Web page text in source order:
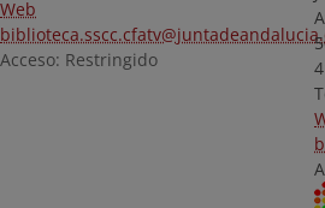
Web
Acceso: Restringido